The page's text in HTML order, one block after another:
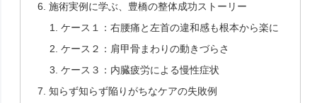
施術実例に学ぶ、豊橋の整体成功ストーリー
ケース１：右腰痛と左首の違和感も根本から楽に
ケース２：肩甲骨まわりの動きづらさ
ケース３：内臓疲労による慢性症状
知らず知らず陥りがちなケアの失敗例